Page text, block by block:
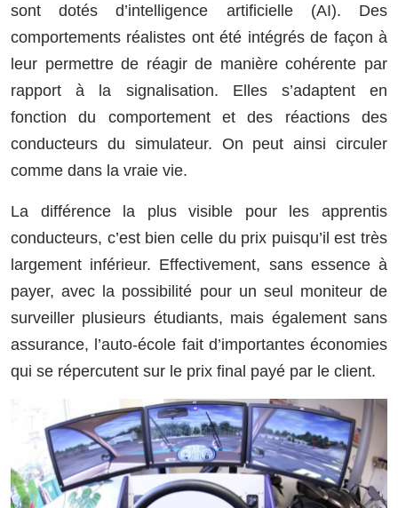
sont dotés d’intelligence artificielle (AI). Des
comportements réalistes ont été intégrés de façon à
leur permettre de réagir de manière cohérente par
rapport à la signalisation. Elles s’adaptent en
fonction du comportement et des réactions des
conducteurs du simulateur. On peut ainsi circuler
comme dans la vraie vie.
La différence la plus visible pour les apprentis
conducteurs, c’est bien celle du prix puisqu’il est très
largement inférieur. Effectivement, sans essence à
payer, avec la possibilité pour un seul moniteur de
surveiller plusieurs étudiants, mais également sans
assurance, l’auto-école fait d’importantes économies
qui se répercutent sur le prix final payé par le client.